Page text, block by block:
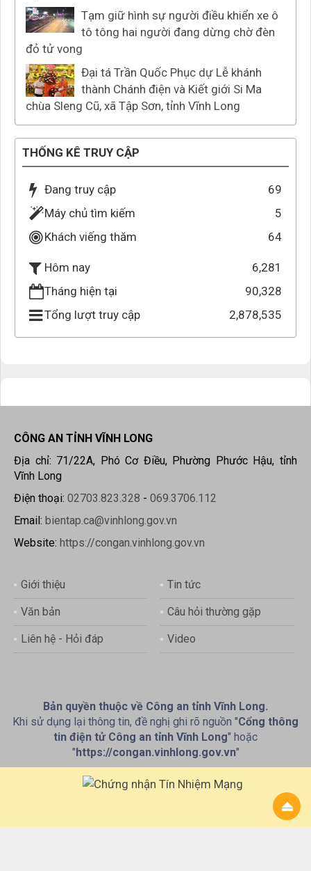
Tạm giữ hình sự người điều khiển xe ô
tô tông hai người đang dừng chờ đèn
đỏ tử vong
Đại tá Trần Quốc Phục dự Lễ khánh
thành Chánh điện và Kiết giới Si Ma
chùa Sleng Cũ, xã Tập Sơn, tỉnh Vĩnh Long
THỐNG KÊ TRUY CẬP
Đang truy cập
69
Máy chủ tìm kiếm
5
Khách viếng thăm
64
Hôm nay
6,281
Tháng hiện tại
90,328
Tổng lượt truy cập
2,878,535
CÔNG AN TỈNH VĨNH LONG
Địa chỉ: 71/22A, Phó Cơ Điều, Phường Phước Hậu, tỉnh
Vĩnh Long
Điện thoại: 02703.823.328 - 069.3706.112
Email: bientap.ca@vinhlong.gov.vn
Website: https://congan.vinhlong.gov.vn
Giới thiệu Tin tức
Văn bản Câu hỏi thường gặp
Liên hệ - Hỏi đáp Video
Bản quyền thuộc về Công an tỉnh Vĩnh Long.
Khi sử dụng lại thông tin, đề nghị ghi rõ nguồn "Cổng thông
tin điện tử Công an tỉnh Vĩnh Long" hoặc
"https://congan.vinhlong.gov.vn"